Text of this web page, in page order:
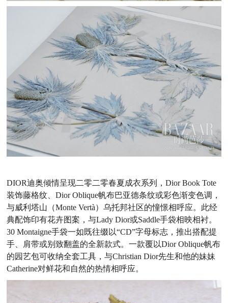
DIOR迪奥倾情呈现二零二零春夏成衣系列，Dior Book Tote
装饰藤格纹、Dior Oblique帆布巴亚德条纹或彩色渐变色调，
与威利塔山（Monte Vertà）乌托邦社区的憧憬相呼应。此经
典配饰印有花卉图案，与Lady Dior或Saddle手袋相映相衬。
30 Montaigne手袋一如既往缀以“CD”字母标志，推出搭配提
手、肩带或别致翻盖的全新款式。一款覆以Dior Oblique帆布
的园艺包可收纳全套工具，与Christian Dior先生和他的妹妹
Catherine对鲜花和自然的热情相呼应。